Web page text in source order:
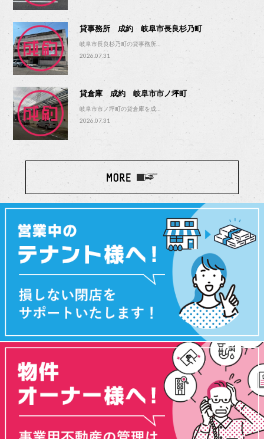
貸事務所 成約 岐阜市長良杉乃町
岐阜市長良杉乃町の貸事務所…
2026.07.31
貸倉庫 成約 岐阜市市ノ坪町
岐阜市市ノ坪町の貸倉庫を成…
2026.07.31